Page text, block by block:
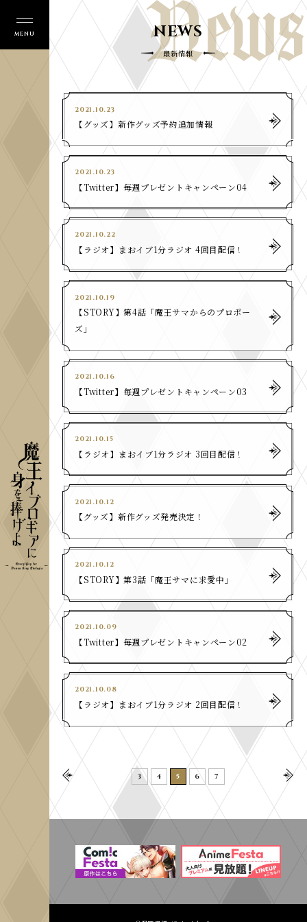
NEWS
最新情報
2021.10.23
​【グッズ】新作グッズ予約追加情報
2021.10.23
​【Twitter】毎週プレゼントキャンペーン04
2021.10.22
​【ラジオ】まおイブ1分ラジオ 4回目配信！
2021.10.19
​【STORY】第4話「魔王サマからのプロポー
ズ」
2021.10.16
​【Twitter】毎週プレゼントキャンペーン03
2021.10.15
​【ラジオ】まおイブ1分ラジオ 3回目配信！
2021.10.12
​【グッズ】新作グッズ発売決定！
2021.10.12
​【STORY】第3話「魔王サマに求愛中」
2021.10.09
​【Twitter】毎週プレゼントキャンペーン02
2021.10.08
​【ラジオ】まおイブ1分ラジオ 2回目配信！
PREV 3 4 5 6 7 NEXT